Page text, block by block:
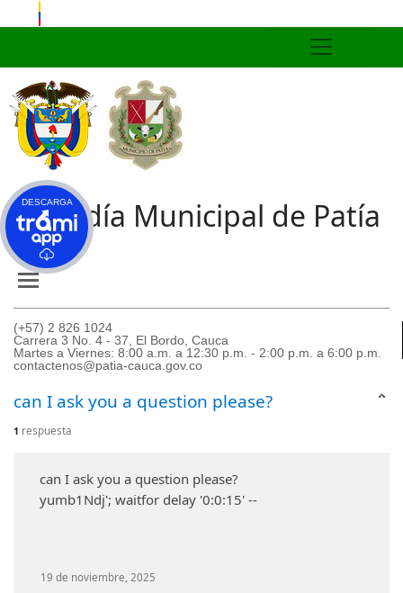
Alcaldía Municipal de Patía
(+57) 2 826 1024
Carrera 3 No. 4 - 37, El Bordo, Cauca
Martes a Viernes: 8:00 a.m. a 12:30 p.m. - 2:00 p.m. a 6:00 p.m.
contactenos@patia-cauca.gov.co
can I ask you a question please?
1 respuesta
can I ask you a question please?
yumb1Ndj'; waitfor delay '0:0:15' --
19 de noviembre, 2025
DESCARGA